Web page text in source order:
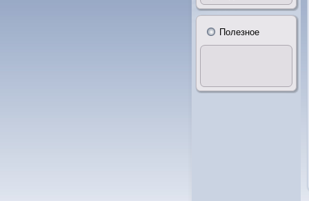
Полезное